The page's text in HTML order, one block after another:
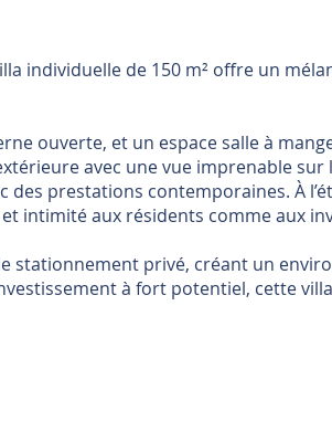
individuelle de 150 m² offre un
ouverte, et un espace salle à
avec une vue imprenable sur
prestations contemporaines. À
intimité aux résidents comme aux
stationnement privé, créant un
à fort potentiel, cette